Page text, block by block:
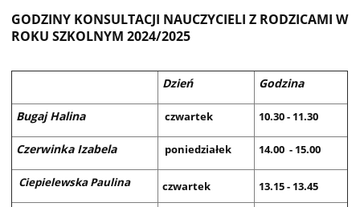
GODZINY KONSULTACJI NAUCZYCIELI Z RODZICAMI W
ROKU SZKOLNYM 2024/2025
Dzień Godzina
Bugaj Halina czwartek 10.30 - 11.30
Czerwinka Izabela poniedziałek 14.00 - 15.00
Ciepielewska Paulina czwartek
13.15 - 13.45